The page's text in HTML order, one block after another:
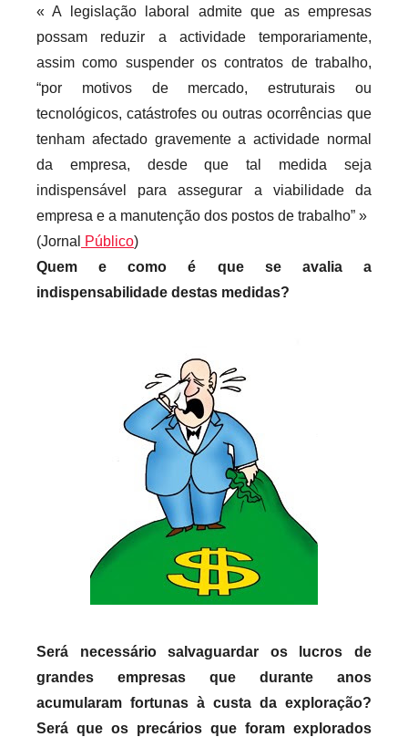
« A legislação laboral admite que as empresas
possam reduzir a actividade temporariamente,
assim como suspender os contratos de trabalho,
“por motivos de mercado, estruturais ou
tecnológicos, catástrofes ou outras ocorrências que
tenham afectado gravemente a actividade normal
da empresa, desde que tal medida seja
indispensável para assegurar a viabilidade da
empresa e a manutenção dos postos de trabalho” »
(Jornal
Público)
Quem e como é que se avalia a
indispensabilidade destas medidas?
Será necessário salvaguardar os lucros de
grandes empresas que durante anos
acumularam fortunas à custa da exploração?
Será que os precários que foram explorados